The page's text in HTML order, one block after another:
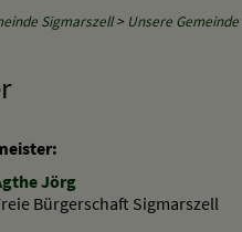
Sigmarszell> Unsere Gemeinde
Jörg
Bürgerschaft Sigmarszell